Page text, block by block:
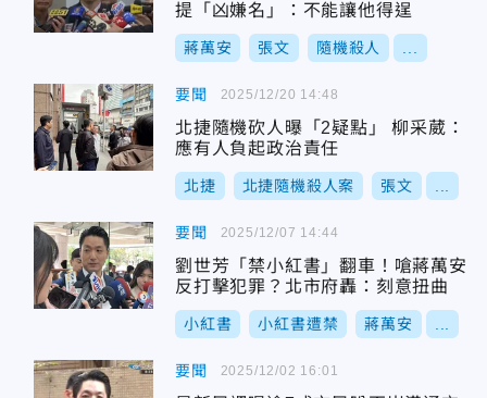
提「凶嫌名」：不能讓他得逞
蔣萬安 張文 隨機殺人
要聞
北捷隨機砍人曝「2疑點」 柳采葳：
應有人負起政治責任
北捷 北捷隨機殺人案 張文
2025/12/20 14:48
要聞
劉世芳「禁小紅書」翻車！嗆蔣萬安
反打擊犯罪？北市府轟：刻意扭曲
小紅書 小紅書遭禁 蔣萬安
2025/12/07 14:44
要聞 2025/12/02 16:01